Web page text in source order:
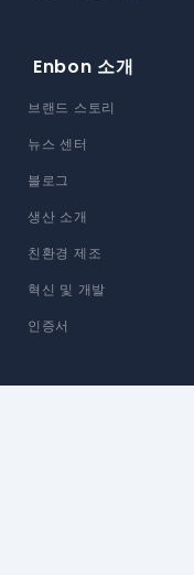
Enbon 소개
브랜드 스토리
뉴스 센터
블로그
생산 소개
친환경 제조
혁신 및 개발
인증서